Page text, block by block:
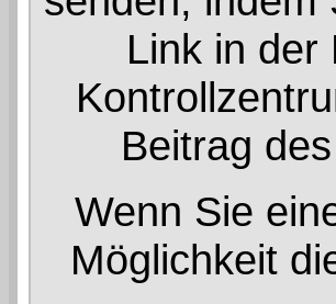
Link in der
Beitrag
Wenn Sie
Möglichkeit